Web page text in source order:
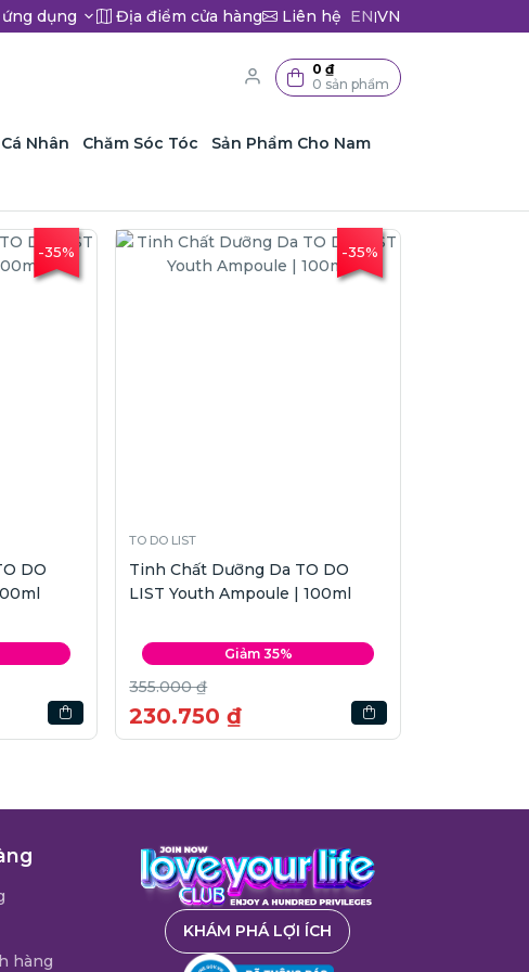
ứng dụng Địa điểm cửa hàng Liên hệ EN|VN
0 ₫
0 sản phẩm
Nhân Chăm Sóc Tóc Sản Phẩm Cho Nam
-35%
DO
-35%
TO DO LIST
Tinh Chất Dưỡng Da TO DO
LIST Youth Ampoule | 100ml
Giảm 35%
355.000 ₫
230.750 ₫
hàng
KHÁM PHÁ LỢI ÍCH